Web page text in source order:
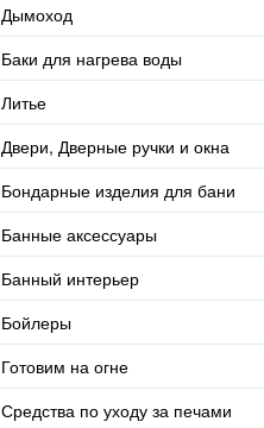
Дымоход
Баки для нагрева воды
Литье
Двери, Дверные ручки и окна
Бондарные изделия для бани
Банные аксессуары
Банный интерьер
Бойлеры
Готовим на огне
Средства по уходу за печами